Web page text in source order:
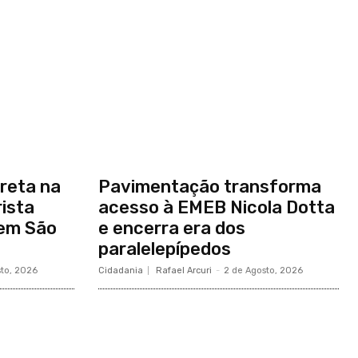
na
São
2026
Pavimentação transforma
acesso à EMEB Nicola Dotta
e encerra era dos
paralelepípedos
Cidadania Rafael Arcuri - 2 de Agosto, 2026